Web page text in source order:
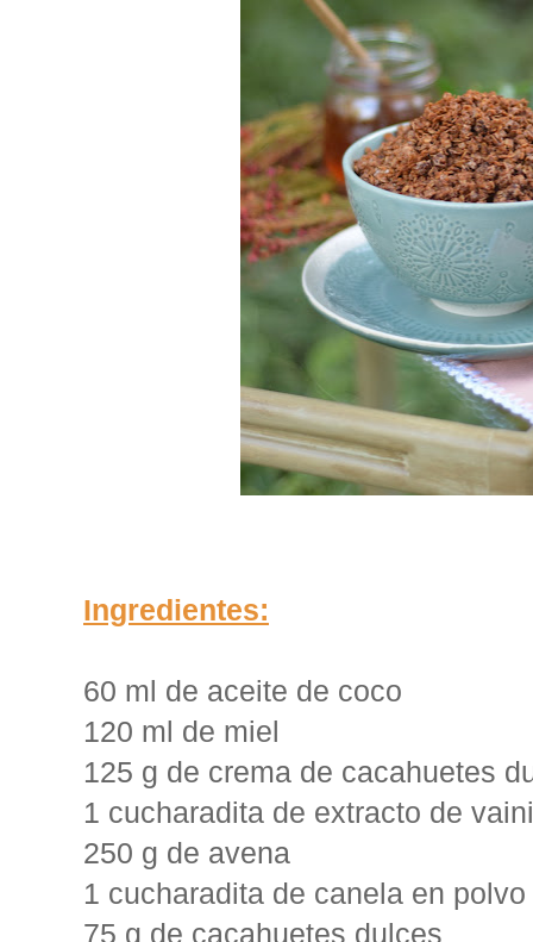
Ingredientes:
60 ml de aceite de coco
120 ml de miel
125 g de crema de cacahuetes
1 cucharadita de extracto de
250 g de avena
1 cucharadita de canela en polvo
75 g de cacahuetes dulces